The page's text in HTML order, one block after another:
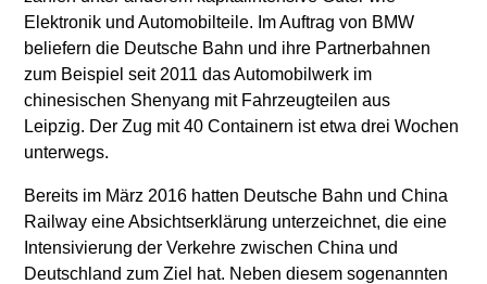
Elektronik und Automobilteile. Im Auftrag von BMW
beliefern die Deutsche Bahn und ihre Partnerbahnen
zum Beispiel seit 2011 das Automobilwerk im
chinesischen Shenyang mit Fahrzeugteilen aus
Leipzig. Der Zug mit 40 Containern ist etwa drei Wochen
unterwegs.
Bereits im März 2016 hatten Deutsche Bahn und China
Railway eine Absichtserklärung unterzeichnet, die eine
Intensivierung der Verkehre zwischen China und
Deutschland zum Ziel hat. Neben diesem sogenannten